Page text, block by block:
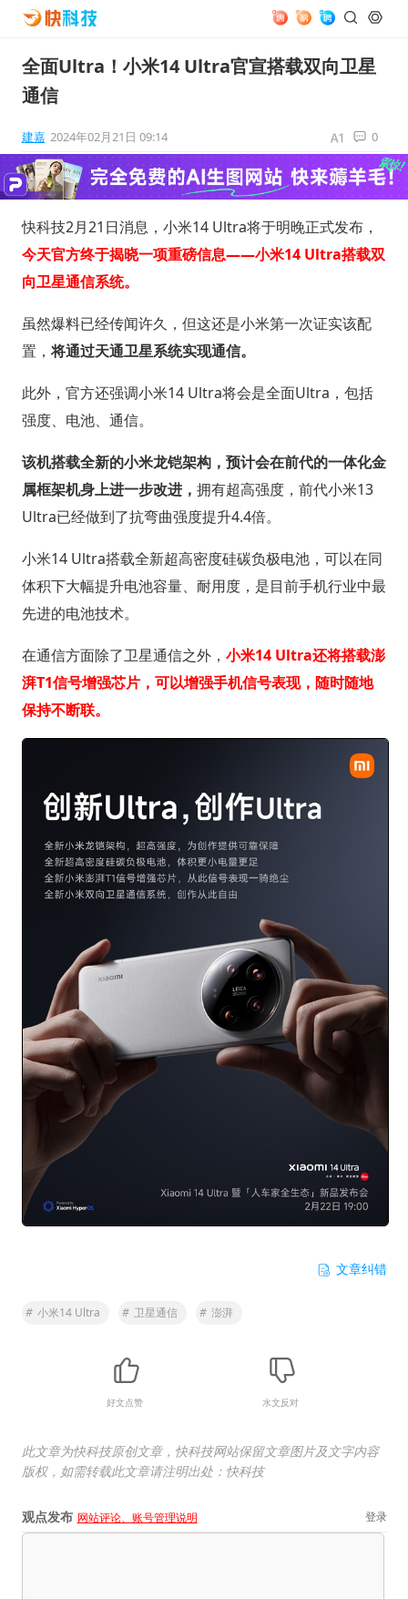
全面Ultra！小米14 Ultra官宣搭载双向卫星
通信
建嘉 2024年02月21日 09:14 0
快科技2月21日消息，小米14 Ultra将于明晚正式发布，
今天官方终于揭晓一项重磅信息——小米14 Ultra搭载双
向卫星通信系统。
虽然爆料已经传闻许久，但这还是小米第一次证实该配
置，将通过天通卫星系统实现通信。
此外，官方还强调小米14 Ultra将会是全面Ultra，包括
强度、电池、通信。
该机搭载全新的小米龙铠架构，预计会在前代的一体化金
属框架机身上进一步改进， 拥有超高强度，前代小米13
Ultra已经做到了抗弯曲强度提升4.4倍。
小米14 Ultra搭载全新超高密度硅碳负极电池，可以在同
体积下大幅提升电池容量、耐用度，是目前手机行业中最
先进的电池技术。
在通信方面除了卫星通信之外， 小米14 Ultra还将搭载澎
湃T1信号增强芯片，可以增强手机信号表现，随时随地
保持不断联。
文章纠错
# 小米14 Ultra # 卫星通信 # 澎湃
好文点赞 水文反对
此文章为快科技原创文章，快科技网站保留文章图片及文字内容
版权，如需转载此文章请注明出处：快科技
观点发布 网站评论、账号管理说明 登录